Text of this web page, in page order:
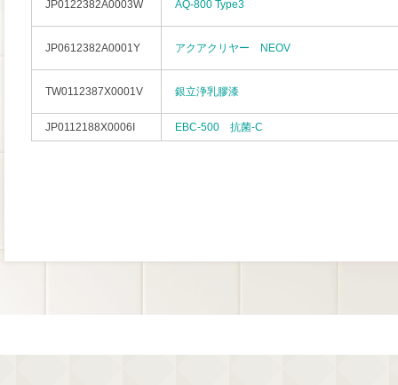
JP0122382A0003W AQ-800 Type3
JP0612382A0001Y アクアクリヤー NEOV
TW0112387X0001V 銀立浄乳膠漆
JP0112188X0006I EBC-500 抗菌-C